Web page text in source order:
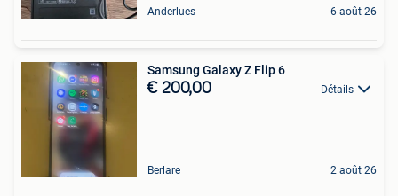
Anderlues 6 août 26
Samsung Galaxy Z Flip 6
€ 200,00 Détails
Berlare 2 août 26